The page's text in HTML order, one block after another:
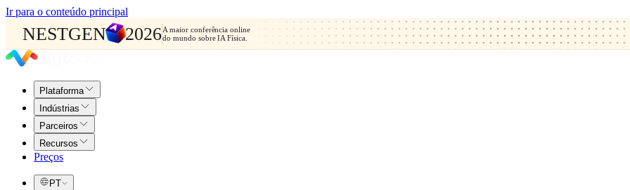
Ir para o conteúdo principal
NESTGEN 2026A maior conferência online
do mundo sobre IA Física.
Plataforma
Indústrias
Parceiros
Recursos
Preços
PT